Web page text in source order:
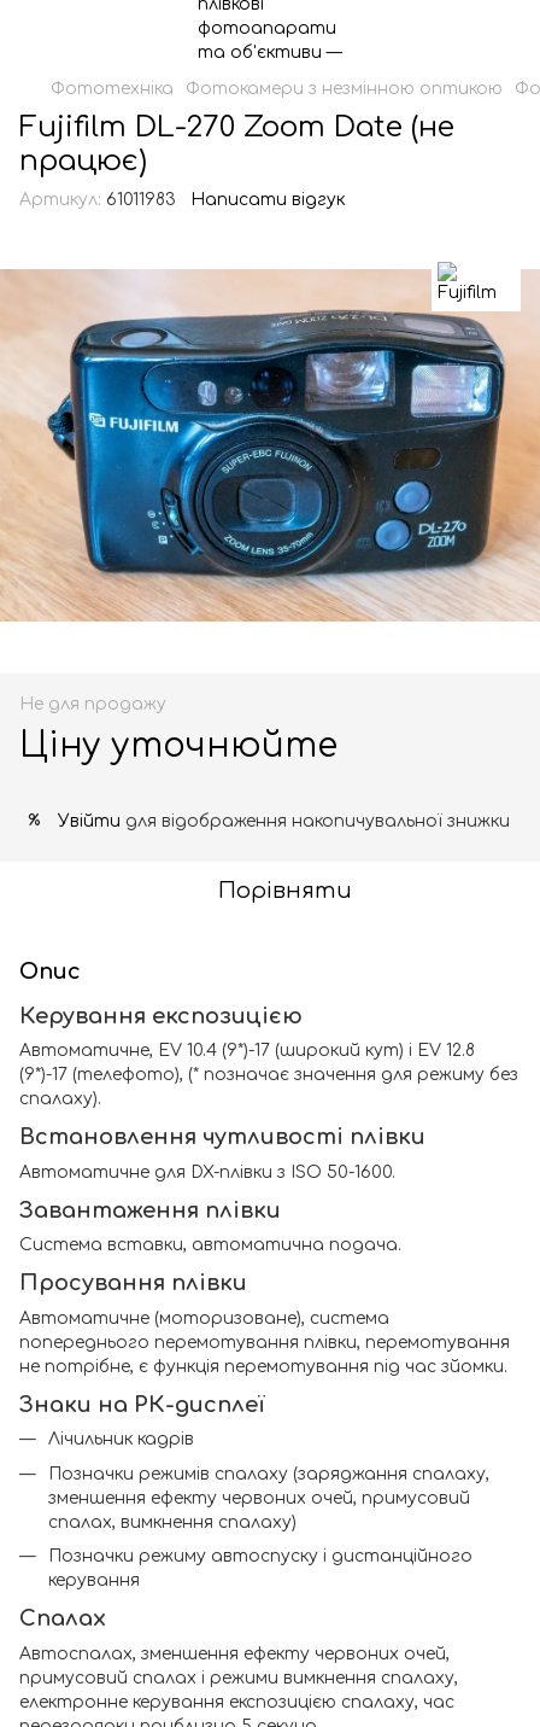
Фототехніка Фотокамери з незмінною оптикою
Fujifilm DL-270 Zoom Date (не
працює)
Артикул: 61011983 Написати відгук
Не для продажу
Ціну уточнюйте
% Увійти для відображення накопичувальної знижки
Порівняти
Опис
Керування експозицією
Автоматичне, EV 10.4 (9*)-17 (широкий кут) і EV 12.8
(9*)-17 (телефото), (* позначає значення для режиму без
спалаху).
Встановлення чутливості плівки
Автоматичне для DX-плівки з ISO 50-1600.
Завантаження плівки
Система вставки, автоматична подача.
Просування плівки
Автоматичне (моторизоване), система
попереднього перемотування плівки, перемотування
не потрібне, є функція перемотування під час зйомки.
Знаки на РК-дисплеї
Лічильник кадрів
Позначки режимів спалаху (заряджання спалаху,
зменшення ефекту червоних очей, примусовий
спалах, вимкнення спалаху)
Позначки режиму автоспуску і дистанційного
керування
Спалах
Автоспалах, зменшення ефекту червоних очей,
примусовий спалах і режими вимкнення спалаху,
електронне керування експозицією спалаху, час